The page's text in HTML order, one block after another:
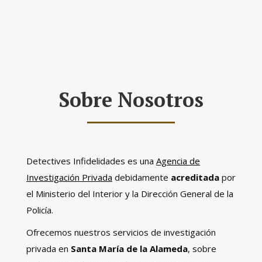
Sobre Nosotros
Detectives Infidelidades es una Agencia de
Investigación Privada debidamente acreditada por
el Ministerio del Interior y la Dirección General de la
Policía.
Ofrecemos nuestros servicios de investigación
privada en Santa María de la Alameda, sobre